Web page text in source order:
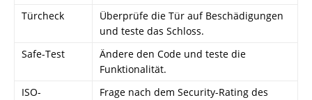
Türcheck
Überprüfe die Tür auf Beschädigungen
und teste das Schloss.
Safe-Test
Ändere den Code und teste die
Funktionalität.
ISO-
Frage nach dem Security-Rating des